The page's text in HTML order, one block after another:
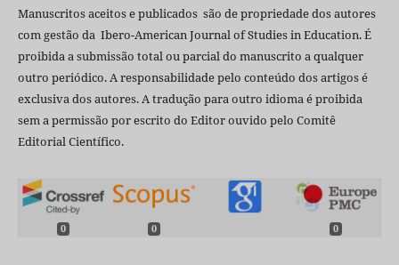
Manuscritos aceitos e publicados são de propriedade dos autores
com gestão da Ibero-American Journal of Studies in Education. É
proibida a submissão total ou parcial do manuscrito a qualquer
outro periódico. A responsabilidade pelo conteúdo dos artigos é
exclusiva dos autores. A tradução para outro idioma é proibida
sem a permissão por escrito do Editor ouvido pelo Comitê
Editorial Científico.
0 0 0